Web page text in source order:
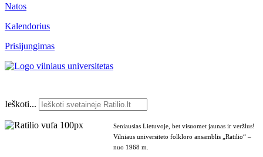
Natos
Kalendorius
Prisijungimas
Ieškoti...
Seniausias Lietuvoje, bet visuomet jaunas ir veržlus!
Vilniaus universiteto folkloro ansamblis „Ratilio“ –
nuo 1968 m.